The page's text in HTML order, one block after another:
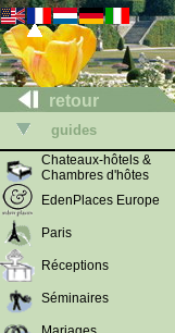
retour
guides
Chateaux-hôtels &
Chambres d'hôtes
EdenPlaces Europe
Paris
Réceptions
Séminaires